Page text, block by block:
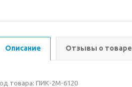
Описание Отзывы о товаре
товара: ПИК-2М-6120